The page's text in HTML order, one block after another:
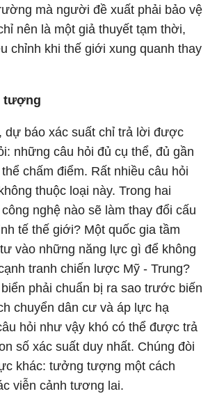
mà người đề xuất phải bảo vệ
nên là một giả thuyết tạm thời,
chỉnh khi thế giới xung quanh thay
tượng
dự báo xác suất chỉ trả lời được
những câu hỏi đủ cụ thể, đủ gần
chấm điểm. Rất nhiều câu hỏi
thuộc loại này. Trong hai
nghệ nào sẽ làm thay đổi cấu
tế thế giới? Một quốc gia tầm
vào những năng lực gì để không
tranh chiến lược Mỹ - Trung?
phải chuẩn bị ra sao trước biến
chuyển dân cư và áp lực hạ
hỏi như vậy khó có thể được trả
số xác suất duy nhất. Chúng đòi
khác: tưởng tượng một cách
viễn cảnh tương lai.